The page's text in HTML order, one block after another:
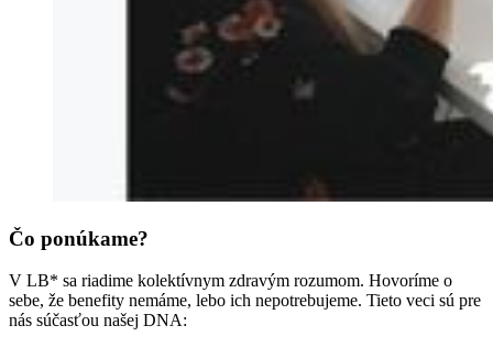
Čo ponúkame?
V LB* sa riadime kolektívnym zdravým rozumom. Hovoríme o
sebe, že benefity nemáme, lebo ich nepotrebujeme. Tieto veci sú pre
nás súčasťou našej DNA: